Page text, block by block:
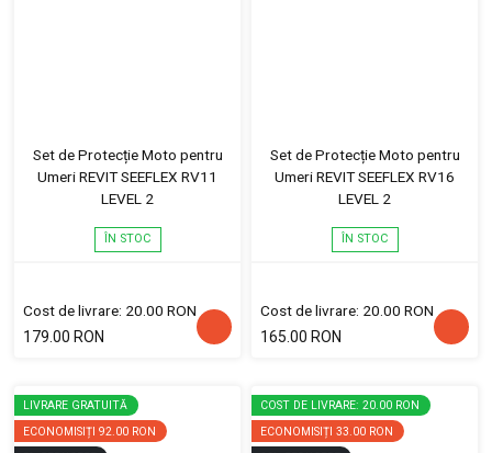
Set de Protecție Moto pentru
Umeri REVIT SEEFLEX RV11
LEVEL 2
ÎN STOC
Cost de livrare: 20.00 RON
179.00 RON
Set de Protecție Moto pentru
Umeri REVIT SEEFLEX RV16
LEVEL 2
ÎN STOC
Cost de livrare: 20.00 RON
165.00 RON
LIVRARE GRATUITĂ
ECONOMISIȚI 92.00 RON
COST DE LIVRARE: 20.00 RON
ECONOMISIȚI 33.00 RON